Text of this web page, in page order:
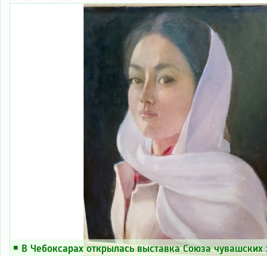
￭ В Чебоксарах открылась выставка Союза